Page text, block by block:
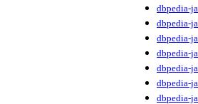
dbpedia-ja
dbpedia-ja
dbpedia-ja
dbpedia-ja
dbpedia-ja
dbpedia-ja
dbpedia-ja